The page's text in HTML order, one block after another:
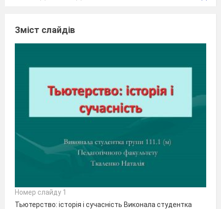
Зміст слайдів
Номер слайду 1
Тьютерство: історія і сучасність Виконала студентка